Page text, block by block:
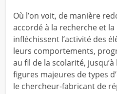
Où l’on voit, de manière
accordé à la recherche et
infléchissent l’activité des
leurs comportements,
au fil de la scolarité,
figures majeures de types
le chercheur-fabricant de